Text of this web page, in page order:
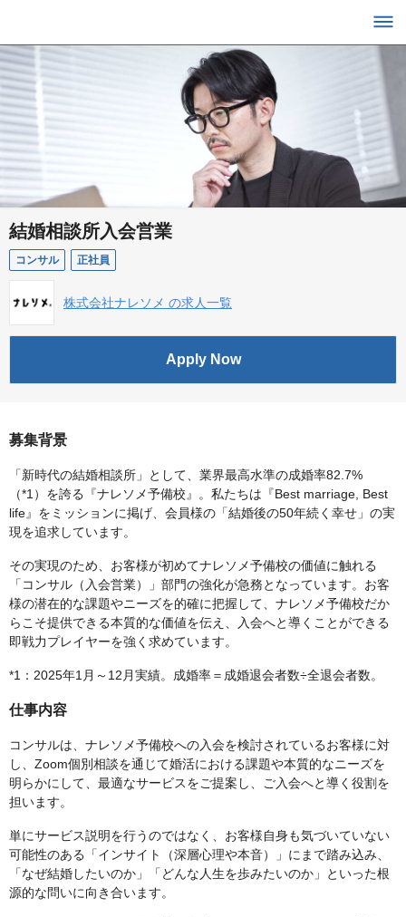
結婚相談所入会営業
コンサル 正社員
株式会社ナレソメ の求人一覧
Apply Now
募集背景
「新時代の結婚相談所」として、業界最高水準の成婚率82.7%
（*1）を誇る『ナレソメ予備校』。私たちは『Best marriage, Best
life』をミッションに掲げ、会員様の「結婚後の50年続く幸せ」の実
現を追求しています。
その実現のため、お客様が初めてナレソメ予備校の価値に触れる
「コンサル（入会営業）」部門の強化が急務となっています。お客
様の潜在的な課題やニーズを的確に把握して、ナレソメ予備校だか
らこそ提供できる本質的な価値を伝え、入会へと導くことができる
即戦力プレイヤーを強く求めています。
*1：2025年1月～12月実績。成婚率＝成婚退会者数÷全退会者数。
仕事内容
コンサルは、ナレソメ予備校への入会を検討されているお客様に対
し、Zoom個別相談を通じて婚活における課題や本質的なニーズを
明らかにして、最適なサービスをご提案し、ご入会へと導く役割を
担います。
単にサービス説明を行うのではなく、お客様自身も気づいていない
可能性のある「インサイト（深層心理や本音）」にまで踏み込み、
「なぜ結婚したいのか」「どんな人生を歩みたいのか」といった根
源的な問いに向き合います。